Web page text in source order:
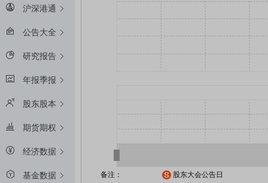
沪深港通
公告大全
研究报告
年报季报
股东股本
期货期权
经济数据
基金数据 备注：
股东大会公告日